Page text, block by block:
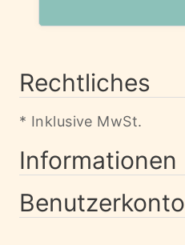
Rechtliches
* Inklusive MwSt.
Informationen
Benutzerkonto